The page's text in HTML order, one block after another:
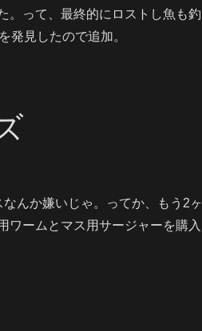
。って、最終的にロストし魚も釣
発見したので追加。
んか嫌いじゃ。ってか、もう2ヶ
ワームとマス用サージャーを購入